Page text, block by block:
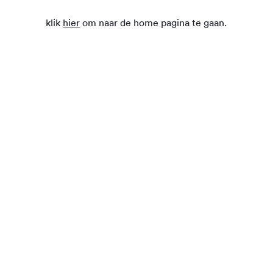
klik hier om naar de home pagina te gaan.